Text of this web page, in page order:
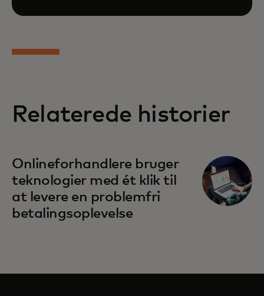
Relaterede historier
Onlineforhandlere bruger
teknologier med ét klik til
at levere en problemfri
betalingsoplevelse
opens in a new tab